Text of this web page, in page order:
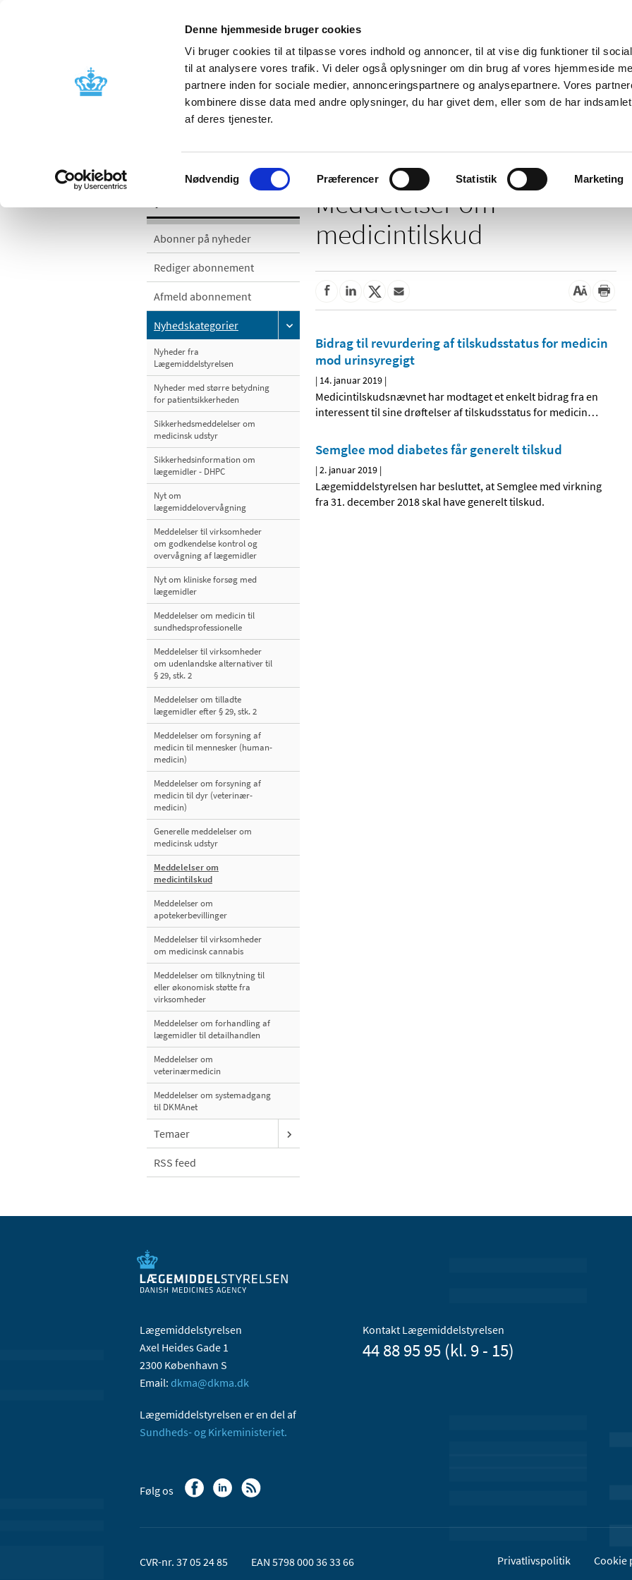
Denne hjemmeside bruger cookies
Vi bruger cookies til at tilpasse vores indhold og annoncer, til at vise dig funktioner til
til at analysere vores trafik. Vi deler også oplysninger om din brug af vores hjemmeside
partnere inden for sociale medier, annonceringspartnere og analysepartnere. Vores
kombinere disse data med andre oplysninger, du har givet dem, eller som de har
af deres tjenester.
Samtykkevalg
Nødvendig Præferencer Statistik Marketing
Nyheder Om os Kontakt
Godkendelse og
Bivirkninger og
produktinformation
Tilskud og
Apoteker og salg af
Abonner på nyheder
Rediger abonnement
Afmeld abonnement
Nyhedskategorier
Nyheder fra
Lægemiddelstyrelsen
Nyheder med større betydning
for patientsikkerheden
Sikkerhedsmeddelelser om
medicinsk udstyr
Sikkerhedsinformation om
lægemidler - DHPC
Nyt om
lægemiddelovervågning
Meddelelser til virksomheder
om godkendelse kontrol og
overvågning af lægemidler
Nyt om kliniske forsøg med
lægemidler
Meddelelser om medicin til
sundhedsprofessionelle
Meddelelser til virksomheder
om udenlandske alternativer til
§ 29, stk. 2
Meddelelser om tilladte
lægemidler efter § 29, stk. 2
Meddelelser om forsyning af
medicin til mennesker (human-
medicin)
Meddelelser om forsyning af
medicin til dyr (veterinær-
medicin)
Generelle meddelelser om
medicinsk udstyr
Meddelelser om
medicintilskud
Meddelelser om
apotekerbevillinger
Meddelelser til virksomheder
om medicinsk cannabis
Meddelelser om tilknytning til
eller økonomisk støtte fra
virksomheder
Meddelelser om forhandling af
lægemidler til detailhandlen
Meddelelser om
veterinærmedicin
Meddelelser om systemadgang
til DKMAnet
Temaer
RSS feed
Meddelelser om
medicintilskud
Bidrag til revurdering af tilskudsstatus for medicin
mod urinsyregigt
| 14. januar 2019 |
Medicintilskudsnævnet har modtaget et enkelt bidrag fra en
interessent til sine drøftelser af tilskudsstatus for medicin…
Semglee mod diabetes får generelt tilskud
|2. januar 2019 |
Lægemiddelstyrelsen har besluttet, at Semglee med virkning
fra 31. december 2018 skal have generelt tilskud.
Lægemiddelstyrelsen
Axel Heides Gade 1
2300 København S
Email: dkma@dkma.dk
Lægemiddelstyrelsen er en del af
Sundheds- og Kirkeministeriet.
Kontakt Lægemiddelstyrelsen
44 88 95 95 (kl. 9 - 15)
Følg os
CVR-nr. 37 05 24 85 EAN 5798 000 36 33 66 Privatlivspolitik Cookie